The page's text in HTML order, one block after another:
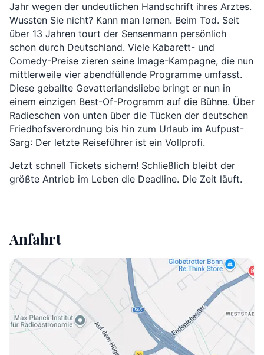
Jahr wegen der undeutlichen Handschrift ihres Arztes.
Wussten Sie nicht? Kann man lernen. Beim Tod. Seit
über 13 Jahren tourt der Sensenmann persönlich
schon durch Deutschland. Viele Kabarett- und
Comedy-Preise zieren seine Image-Kampagne, die nun
mittlerweile vier abendfüllende Programme umfasst.
Diese geballte Gevatterlandsliebe bringt er nun in
einem einzigen Best-Of-Programm auf die Bühne. Über
Radieschen von unten über die Tücken der deutschen
Friedhofsverordnung bis hin zum Urlaub im Aufpust-
Sarg: Der letzte Reiseführer ist ein Vollprofi.
Jetzt schnell Tickets sichern! Schließlich bleibt der
größte Antrieb im Leben die Deadline. Die Zeit läuft.
Anfahrt